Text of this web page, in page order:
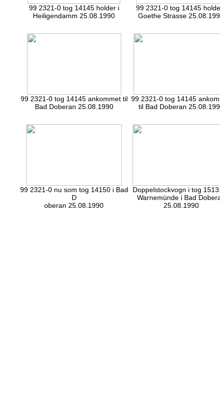
99 2321-0 tog 14145 holder i
Heiligendamm 25.08.1990
99 2321-0 tog 14145
Goethe Strasse
99 2321-0 tog 14145 ankommet til
Bad Doberan 25.08.1990
99 2321-0 tog 14145
til Bad Doberan
99 2321-0 nu som tog 14150 i Bad
D
oberan 25.08.1990
Doppelstockvogn i tog
Warnemünde i Bad
25.08.1990